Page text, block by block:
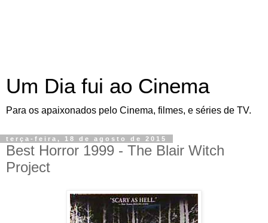
Um Dia fui ao Cinema
Para os apaixonados pelo Cinema, filmes, e séries de TV.
terça-feira, 18 de agosto de 2015
Best Horror 1999 - The Blair Witch
Project